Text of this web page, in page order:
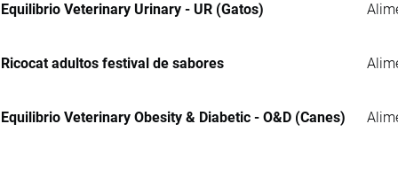
Equilibrio Veterinary Urinary - UR (Gatos)
Ricocat adultos festival de sabores
Equilibrio Veterinary Obesity & Diabetic - O&D (Canes)